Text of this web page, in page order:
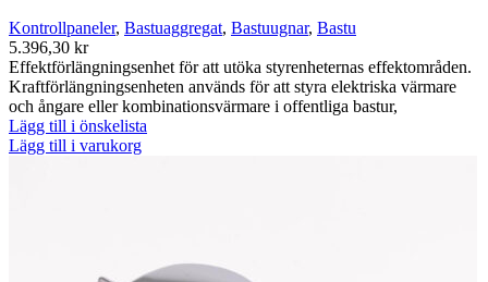
Kontrollpaneler, Bastuaggregat, Bastuugnar, Bastu
5.396,30 kr
Effektförlängningsenhet för att utöka styrenheternas effektområden.
Kraftförlängningsenheten används för att styra elektriska värmare
och ångare eller kombinationsvärmare i offentliga bastur,
Lägg till i önskelista
Lägg till i varukorg